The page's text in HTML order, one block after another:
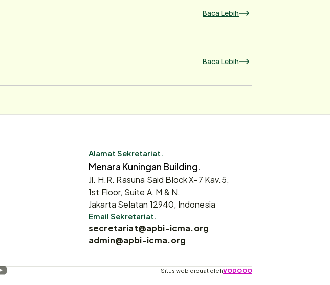
Baca Lebih
Baca Lebih
Alamat Sekretariat.
Menara Kuningan Building.
Jl. H.R. Rasuna Said Block X-7 Kav.5,
1st Floor, Suite A, M & N.
Jakarta Selatan 12940, Indonesia
Email Sekretariat.
secretariat@apbi-icma.org
admin@apbi-icma.org
Situs web dibuat olehVODOOO